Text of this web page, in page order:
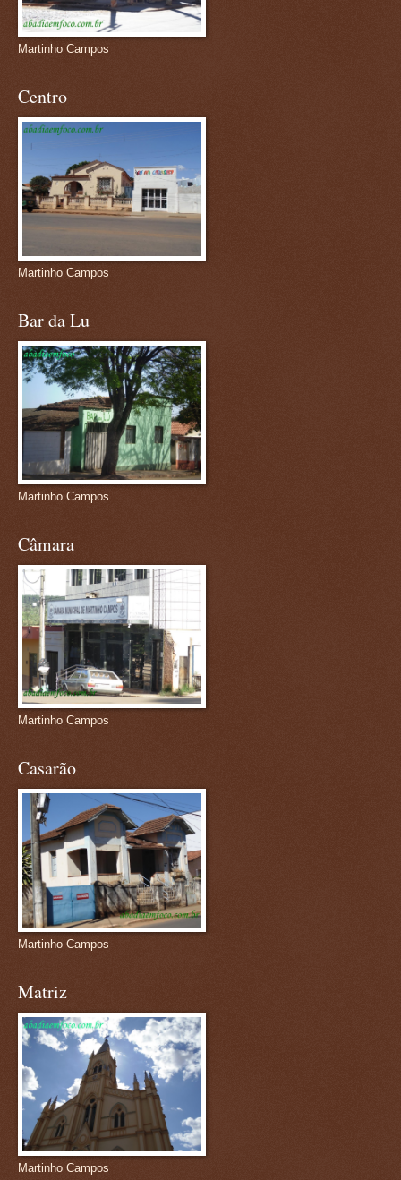
Martinho Campos
Centro
Martinho Campos
Bar da Lu
Martinho Campos
Câmara
Martinho Campos
Casarão
Martinho Campos
Matriz
Martinho Campos